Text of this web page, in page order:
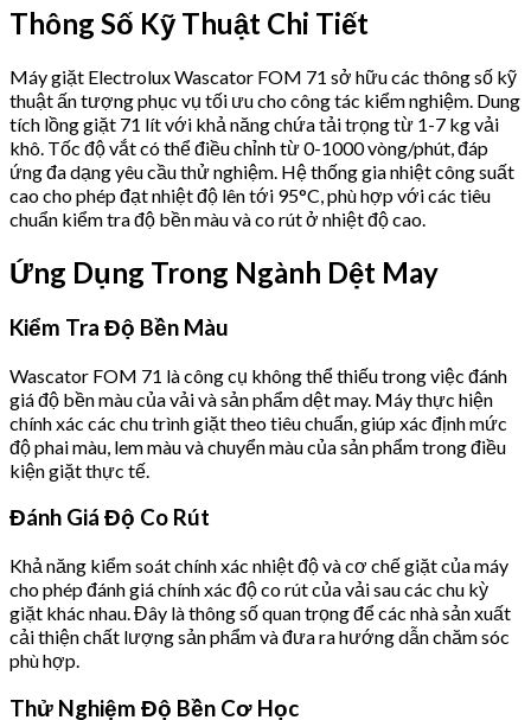
Thông Số Kỹ Thuật Chi Tiết
Máy giặt Electrolux Wascator FOM 71 sở hữu các thông số kỹ
thuật ấn tượng phục vụ tối ưu cho công tác kiểm nghiệm. Dung
tích lồng giặt 71 lít với khả năng chứa tải trọng từ 1-7 kg vải
khô. Tốc độ vắt có thể điều chỉnh từ 0-1000 vòng/phút, đáp
ứng đa dạng yêu cầu thử nghiệm. Hệ thống gia nhiệt công suất
cao cho phép đạt nhiệt độ lên tới 95°C, phù hợp với các tiêu
chuẩn kiểm tra độ bền màu và co rút ở nhiệt độ cao.
Ứng Dụng Trong Ngành Dệt May
Kiểm Tra Độ Bền Màu
Wascator FOM 71 là công cụ không thể thiếu trong việc đánh
giá độ bền màu của vải và sản phẩm dệt may. Máy thực hiện
chính xác các chu trình giặt theo tiêu chuẩn, giúp xác định mức
độ phai màu, lem màu và chuyển màu của sản phẩm trong điều
kiện giặt thực tế.
Đánh Giá Độ Co Rút
Khả năng kiểm soát chính xác nhiệt độ và cơ chế giặt của máy
cho phép đánh giá chính xác độ co rút của vải sau các chu kỳ
giặt khác nhau. Đây là thông số quan trọng để các nhà sản xuất
cải thiện chất lượng sản phẩm và đưa ra hướng dẫn chăm sóc
phù hợp.
Thử Nghiệm Độ Bền Cơ Học